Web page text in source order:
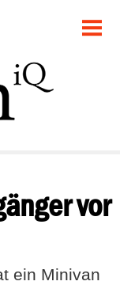
vor
ein Minivan